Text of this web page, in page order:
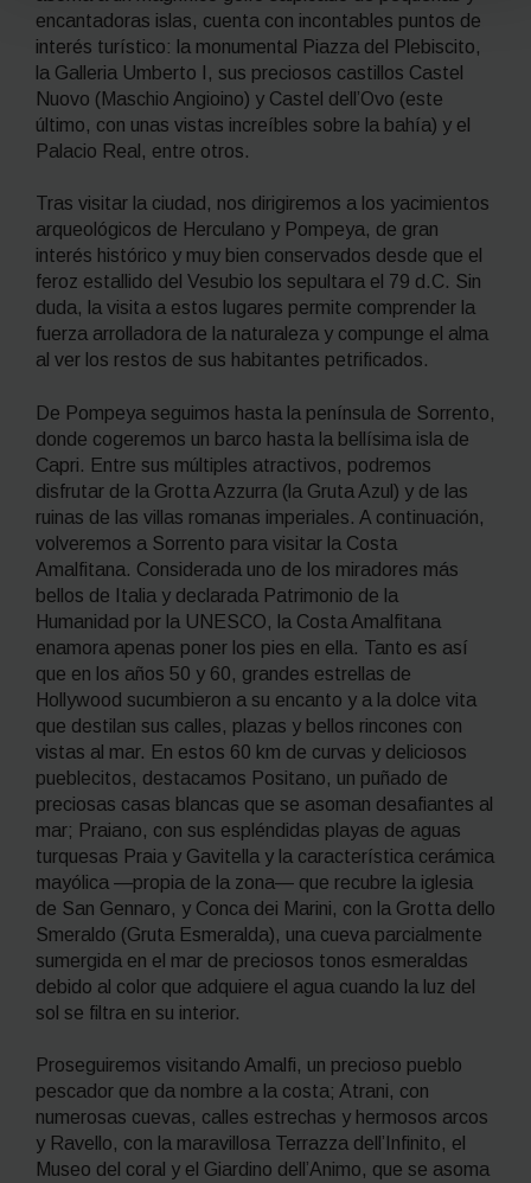
encantadoras islas, cuenta con incontables puntos de
interés turístico: la monumental Piazza del Plebiscito,
la Galleria Umberto I, sus preciosos castillos Castel
Nuovo (Maschio Angioino) y Castel dell’Ovo (este
último, con unas vistas increíbles sobre la bahía) y el
Palacio Real, entre otros.
Tras visitar la ciudad, nos dirigiremos a los yacimientos
arqueológicos de Herculano y Pompeya, de gran
interés histórico y muy bien conservados desde que el
feroz estallido del Vesubio los sepultara el 79 d.C. Sin
duda, la visita a estos lugares permite comprender la
fuerza arrolladora de la naturaleza y compunge el alma
al ver los restos de sus habitantes petrificados.
De Pompeya seguimos hasta la península de Sorrento,
donde cogeremos un barco hasta la bellísima isla de
Capri. Entre sus múltiples atractivos, podremos
disfrutar de la Grotta Azzurra (la Gruta Azul) y de las
ruinas de las villas romanas imperiales. A continuación,
volveremos a Sorrento para visitar la Costa
Amalfitana. Considerada uno de los miradores más
bellos de Italia y declarada Patrimonio de la
Humanidad por la UNESCO, la Costa Amalfitana
enamora apenas poner los pies en ella. Tanto es así
que en los años 50 y 60, grandes estrellas de
Hollywood sucumbieron a su encanto y a la dolce vita
que destilan sus calles, plazas y bellos rincones con
vistas al mar. En estos 60 km de curvas y deliciosos
pueblecitos, destacamos Positano, un puñado de
preciosas casas blancas que se asoman desafiantes al
mar; Praiano, con sus espléndidas playas de aguas
turquesas Praia y Gavitella y la característica cerámica
mayólica —propia de la zona— que recubre la iglesia
de San Gennaro, y Conca dei Marini, con la Grotta dello
Smeraldo (Gruta Esmeralda), una cueva parcialmente
sumergida en el mar de preciosos tonos esmeraldas
debido al color que adquiere el agua cuando la luz del
sol se filtra en su interior.
Proseguiremos visitando Amalfi, un precioso pueblo
pescador que da nombre a la costa; Atrani, con
numerosas cuevas, calles estrechas y hermosos arcos
y Ravello, con la maravillosa Terrazza dell’Infinito, el
Museo del coral y el Giardino dell’Animo, que se asoma